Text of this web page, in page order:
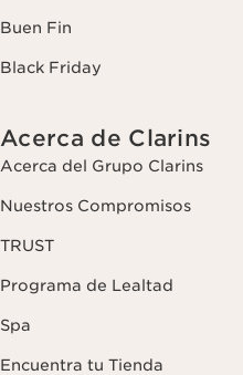
Buen Fin
Black Friday
Acerca de Clarins
Acerca del Grupo Clarins
Nuestros Compromisos
TRUST
Programa de Lealtad
Spa
Encuentra tu Tienda